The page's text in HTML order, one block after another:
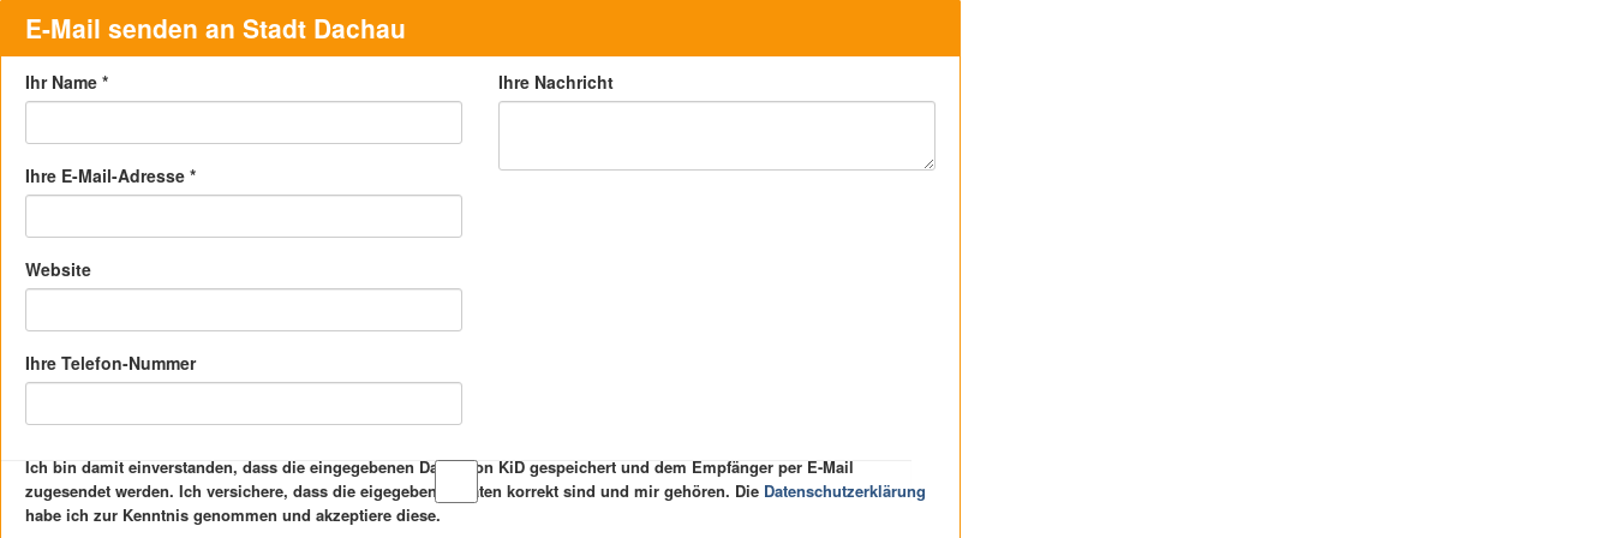
E-Mail senden an Stadt Dachau
Ihr Name *
Ihre E-Mail-Adresse *
Website
Ihre Telefon-Nummer
Ihre Nachricht
Ich bin damit einverstanden, dass die eingegebenen Daten von KiD gespeichert und dem Empfänger per E-Mail
zugesendet werden. Ich versichere, dass die eigegebenen Daten korrekt sind und mir gehören. Die Datenschutzerklärung
habe ich zur Kenntnis genommen und akzeptiere diese.